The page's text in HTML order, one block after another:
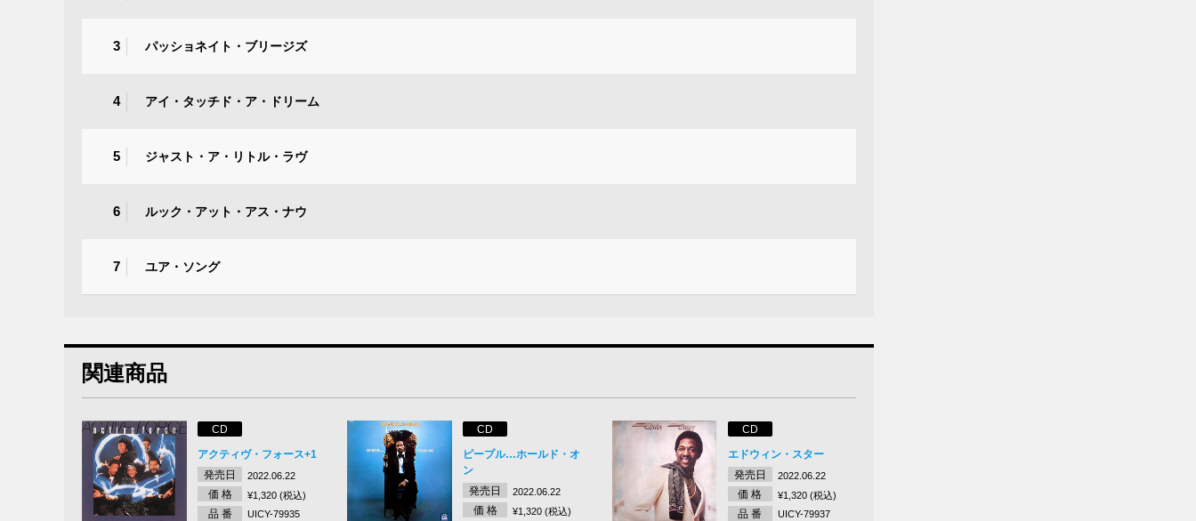
3 パッショネイト・ブリージズ
4 アイ・タッチド・ア・ドリーム
5 ジャスト・ア・リトル・ラヴ
6 ルック・アット・アス・ナウ
7 ユア・ソング
関連商品
CD
アクティヴ・フォース+1
発売日
2022.06.22
価 格 ¥1,320 (税込)
品 番 UICY-79935
CD
ピープル…ホールド・オ
ン
発売日
2022.06.22
価 格 ¥1,320 (税込)
CD
エドウィン・スター
発売日
2022.06.22
価 格 ¥1,320 (税込)
品 番 UICY-79937